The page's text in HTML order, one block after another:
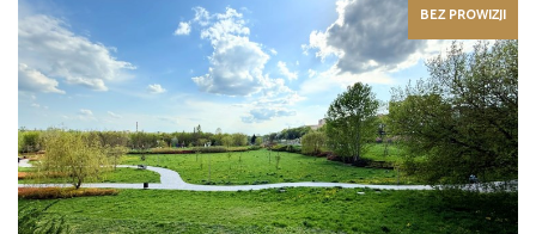
BEZ PROWIZJI